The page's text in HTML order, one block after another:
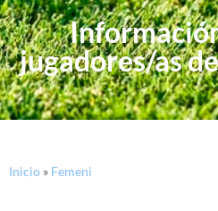
jugadores/as
Inicio » Femeni